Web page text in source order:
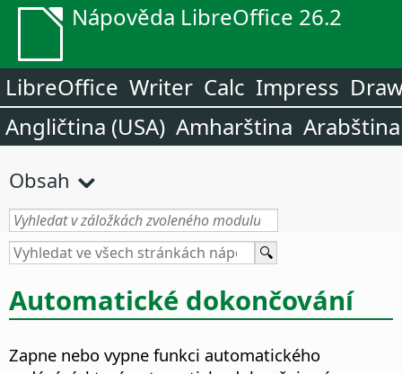
Nápověda LibreOffice 26.2
LibreOffice Writer Calc Impress
Angličtina (USA) Amharština Arabština
Obsah
Automatické dokončování
Zapne nebo vypne funkci automatického